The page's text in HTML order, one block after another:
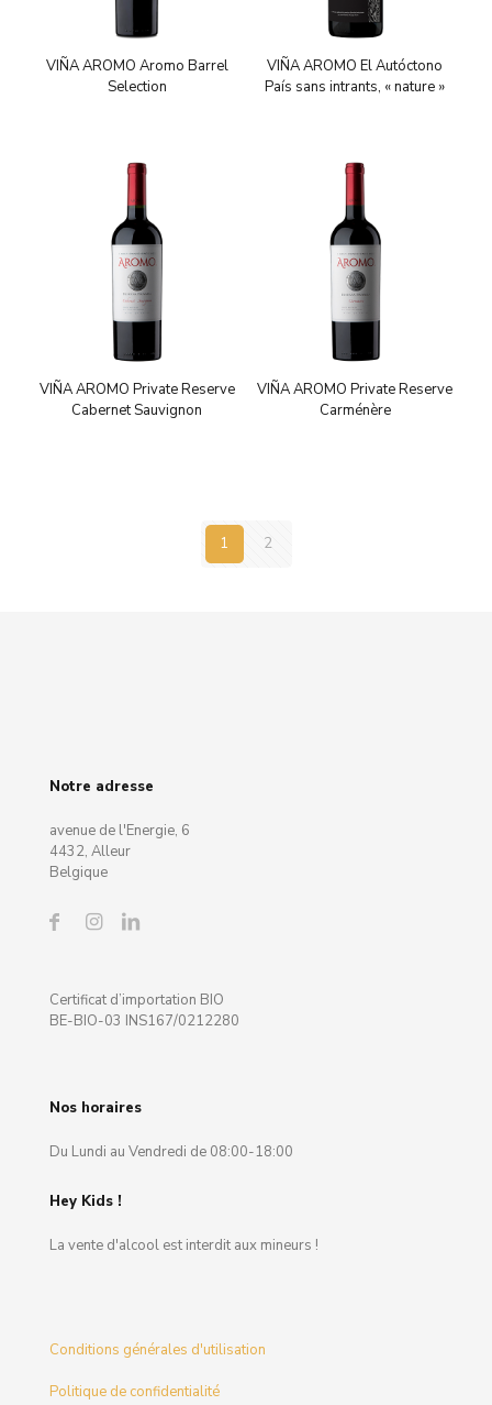
VIÑA AROMO Aromo Barrel
Selection
VIÑA AROMO El Autóctono
País sans intrants, « nature »
VIÑA AROMO Private Reserve
Cabernet Sauvignon
VIÑA AROMO Private Reserve
Carménère
1 2
Notre adresse
avenue de l'Energie, 6
4432, Alleur
Belgique
Certificat d’importation BIO
BE-BIO-03 INS167/0212280
Nos horaires
Du Lundi au Vendredi de 08:00-18:00
Hey Kids !
La vente d'alcool est interdit aux mineurs !
Conditions générales d'utilisation
Politique de confidentialité